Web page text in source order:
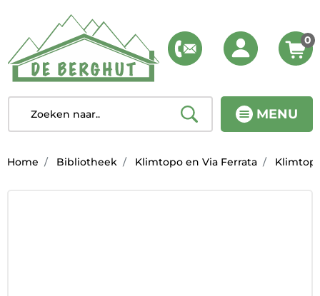
MENU
0
Home Bibliotheek Klimtopo en Via Ferrata